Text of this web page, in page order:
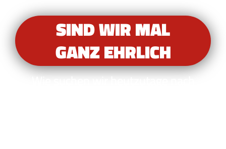
SIND WIR MAL
GANZ EHRLICH
Wie suchen wir heutzutage nach